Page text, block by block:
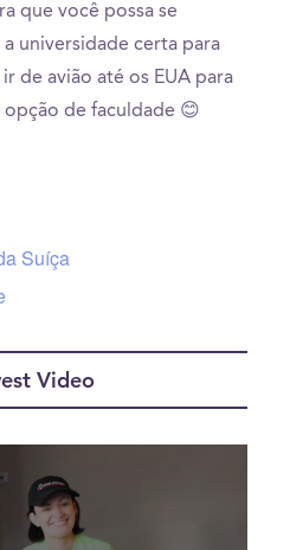
que você possa se
universidade certa para
de avião até os EUA para
de faculdade 😊
Suíça
Video